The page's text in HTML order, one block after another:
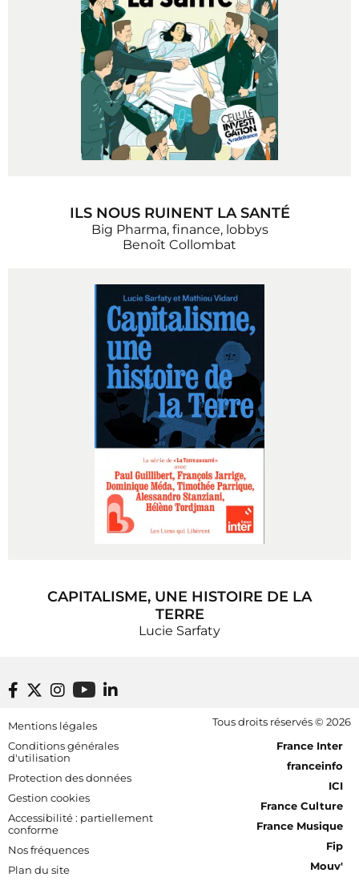
ILS NOUS RUINENT LA SANTÉ
Big Pharma, finance, lobbys
Benoît Collombat
CAPITALISME, UNE HISTOIRE DE LA
TERRE
Lucie Sarfaty
Footer bottom
Mentions légales
Conditions générales
d'utilisation
Protection des données
Gestion cookies
Accessibilité : partiellement
conforme
Nos fréquences
Plan du site
Tous droits réservés © 2026
[RDF] Pied de page - Mobile
France Inter
franceinfo
ICI
France Culture
France Musique
Fip
Mouv'